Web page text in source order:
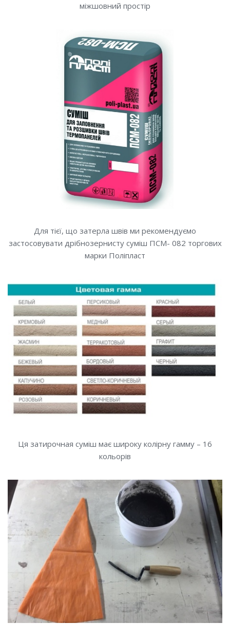
міжшовний простір
Для тієї, що затерла швів ми рекомендуємо
застосовувати дрібнозернисту суміш ПСМ- 082 торгових
марки Поліпласт
Ця затирочная суміш має широку колірну гамму – 16
кольорів